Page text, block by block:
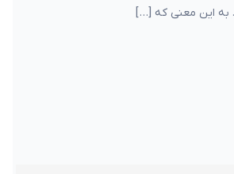
به این معنی که […]